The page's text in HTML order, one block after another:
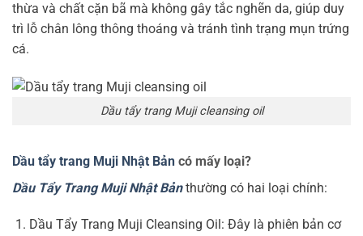
thừa và chất cặn bã mà không gây tắc nghẽn da, giúp duy
trì lỗ chân lông thông thoáng và tránh tình trạng mụn trứng
cá.
Dầu tẩy trang Muji cleansing oil
Dầu tẩy trang Muji Nhật Bản có mấy loại?
Dầu Tẩy Trang Muji Nhật Bảnthường có hai loại chính:
Dầu Tẩy Trang Muji Cleansing Oil: Đây là phiên bản cơ